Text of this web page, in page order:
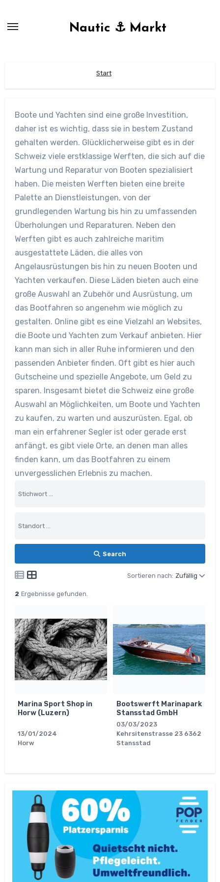
Nautic ⚓ Markt
Start
Boote und Yachten sind eine große Investition,
daher ist es wichtig, dass sie in bestem Zustand
gehalten werden. Glücklicherweise gibt es in der
Schweiz viele erstklassige Werften, die sich auf die
Wartung und Reparatur von Booten spezialisiert
haben. Die meisten Werften bieten eine breite
Palette an Dienstleistungen, von der
grundlegenden Wartung bis hin zu umfassenden
Überholungen und Reparaturen. Neben den
Werften gibt es auch zahlreiche maritim
ausgestattete Läden, die alles von
Angelausrüstungen bis hin zu neuen Booten und
Yachten verkaufen. Diese Läden bieten auch eine
große Auswahl an Zubehör und Ausrüstung, um
das Bootfahren so angenehm wie möglich zu
gestalten. Online gibt es eine Vielzahl an Websites,
die Boote und Yachten zum Verkauf anbieten. Hier
kann man sich in aller Ruhe informieren und den
passenden Anbieter finden. Oft gibt es hier auch
Gutscheine und spezielle Angebote, um Geld zu
sparen. Insgesamt bietet die Schweiz eine große
Auswahl an Möglichkeiten, um Boote und Yachten
zu kaufen, zu warten und auszurüsten. Egal, ob
man ein erfahrener Segler ist oder gerade erst
anfängt, es gibt viele Orte, an denen man alles
finden kann, um das Bootfahren zu einem
unvergesslichen Erlebnis zu machen.
Search
Sortieren nach: Zufällig
2 Ergebnisse gefunden.
Marina Sport Shop in
Horw (Luzern)
13/01/2024
Horw
Bootswerft Marinapark
Stansstad GmbH
03/03/2023
Kehrsitenstrasse 23 6362
Stansstad